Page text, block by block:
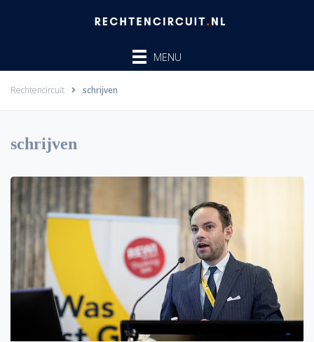
MENU
Rechtencircuit schrijven
schrijven